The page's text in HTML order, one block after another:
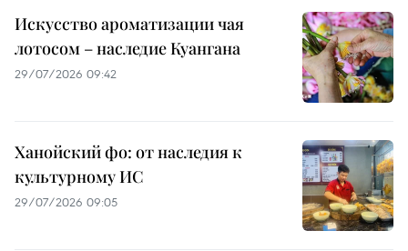
Искусство ароматизации чая
лотосом – наследие Куангана
29/07/2026 09:42
Ханойский фо: от наследия к
культурному ИС
29/07/2026 09:05